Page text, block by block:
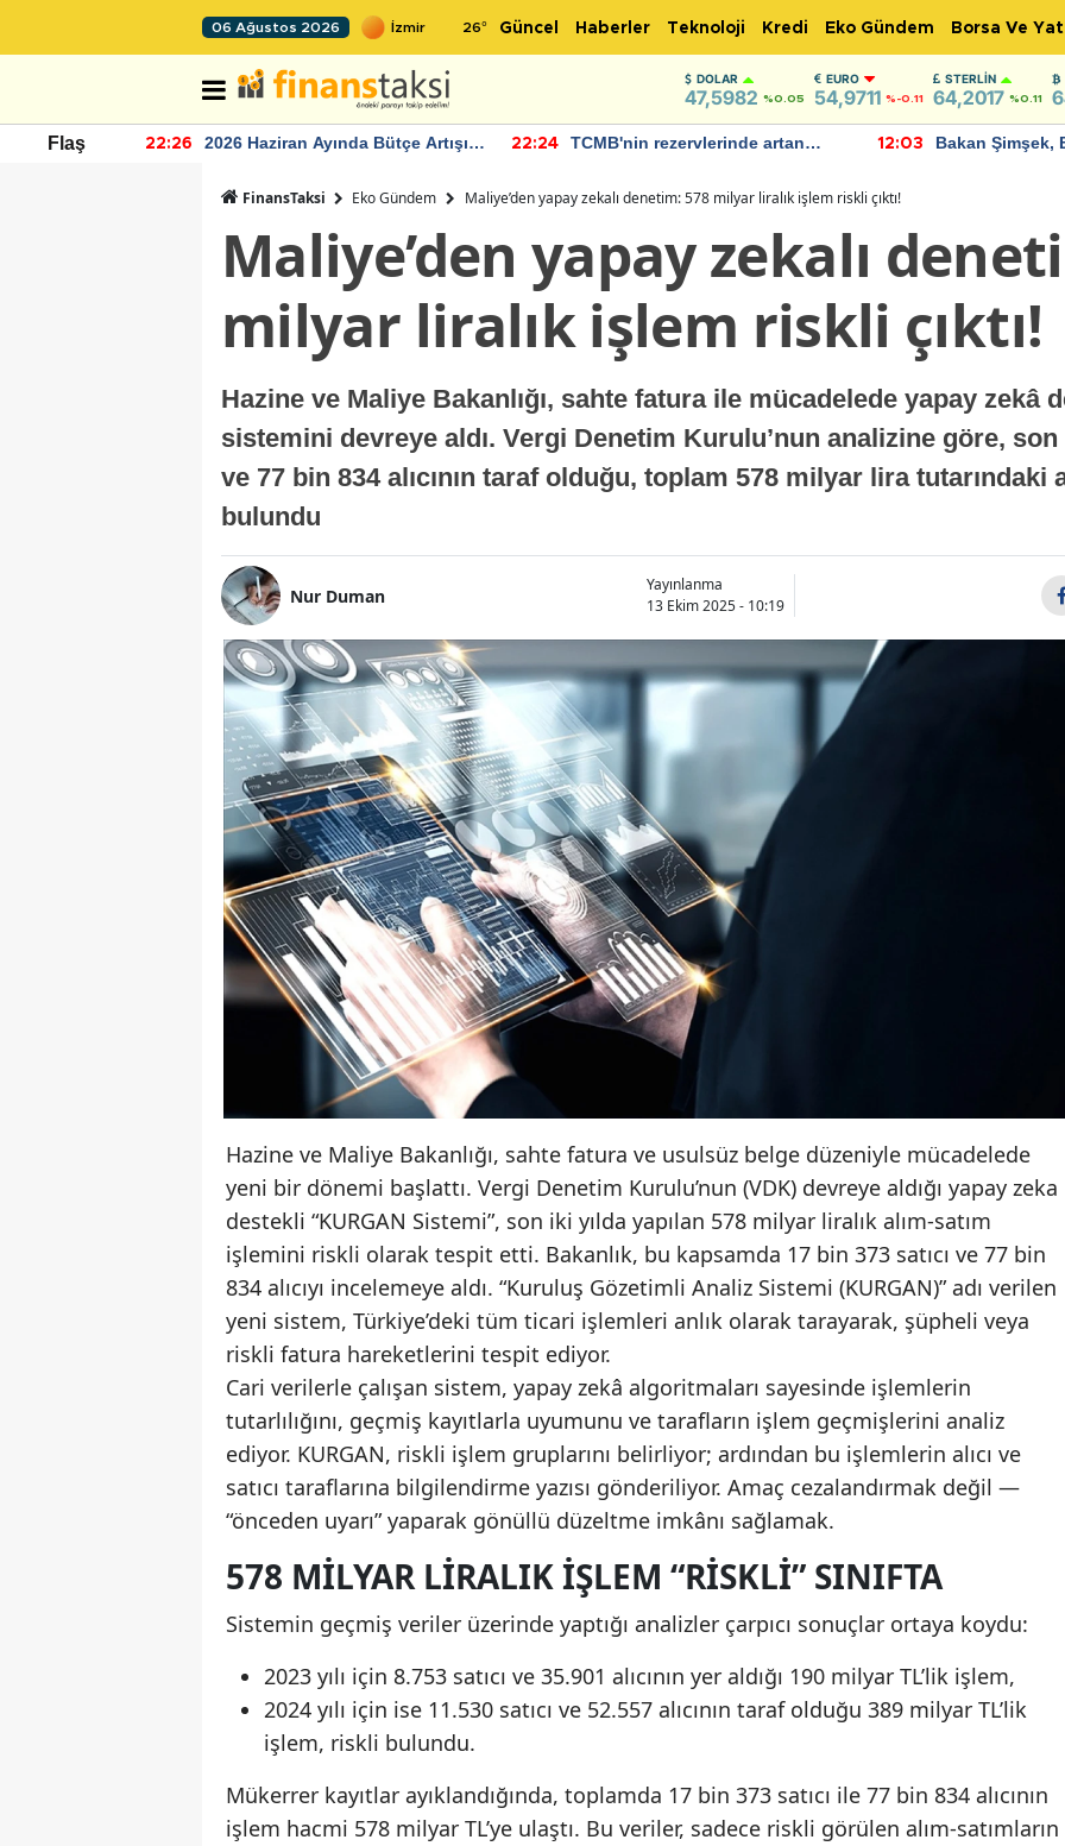
06 Ağustos 2026 26° Güncel Haberler Teknoloji Kredi Eko Gündem Borsa Ve
DOLAR
47,5982 %0.05
EURO
54,9711 %-0.11
STERLIN
64,2017 %0.11
Flaş 22:26
2026 Haziran Ayında Bütçe Artışı
22:24
TCMB'nin rezervlerinde artan
12:03
Bakan Şimşek,
FinansTaksi Eko Gündem Maliye’den yapay zekalı denetim: 578 milyar liralık işlem riskli çıktı!
Maliye’den yapay zekalı
milyar liralık işlem riskli çıktı!
Hazine ve Maliye Bakanlığı, sahte fatura ile mücadelede yapay zekâ
sistemini devreye aldı. Vergi Denetim Kurulu’nun analizine göre, son
ve 77 bin 834 alıcının taraf olduğu, toplam 578 milyar lira tutarındaki
bulundu
Nur Duman
Yayınlanma
13 Ekim 2025 - 10:19
Hazine ve Maliye Bakanlığı, sahte fatura ve usulsüz belge düzeniyle mücadelede
yeni bir dönemi başlattı. Vergi Denetim Kurulu’nun (VDK) devreye aldığı yapay zeka
destekli “KURGAN Sistemi”, son iki yılda yapılan 578 milyar liralık alım-satım
işlemini riskli olarak tespit etti. Bakanlık, bu kapsamda 17 bin 373 satıcı ve 77 bin
834 alıcıyı incelemeye aldı. “Kuruluş Gözetimli Analiz Sistemi (KURGAN)” adı verilen
yeni sistem, Türkiye’deki tüm ticari işlemleri anlık olarak tarayarak, şüpheli veya
riskli fatura hareketlerini tespit ediyor.
Cari verilerle çalışan sistem, yapay zekâ algoritmaları sayesinde işlemlerin
tutarlılığını, geçmiş kayıtlarla uyumunu ve tarafların işlem geçmişlerini analiz
ediyor. KURGAN, riskli işlem gruplarını belirliyor; ardından bu işlemlerin alıcı ve
satıcı taraflarına bilgilendirme yazısı gönderiliyor. Amaç cezalandırmak değil —
“önceden uyarı” yaparak gönüllü düzeltme imkânı sağlamak.
578 MILYAR LIRALIK İŞLEM “RISKLI” SINIFTA
Sistemin geçmiş veriler üzerinde yaptığı analizler çarpıcı sonuçlar ortaya koydu:
2023 yılı için 8.753 satıcı ve 35.901 alıcının yer aldığı 190 milyar TL’lik işlem,
2024 yılı için ise 11.530 satıcı ve 52.557 alıcının taraf olduğu 389 milyar TL’lik
işlem, riskli bulundu.
Mükerrer kayıtlar ayıklandığında, toplamda 17 bin 373 satıcı ile 77 bin 834 alıcının
işlem hacmi 578 milyar TL’ye ulaştı. Bu veriler, sadece riskli görülen alım-satımların